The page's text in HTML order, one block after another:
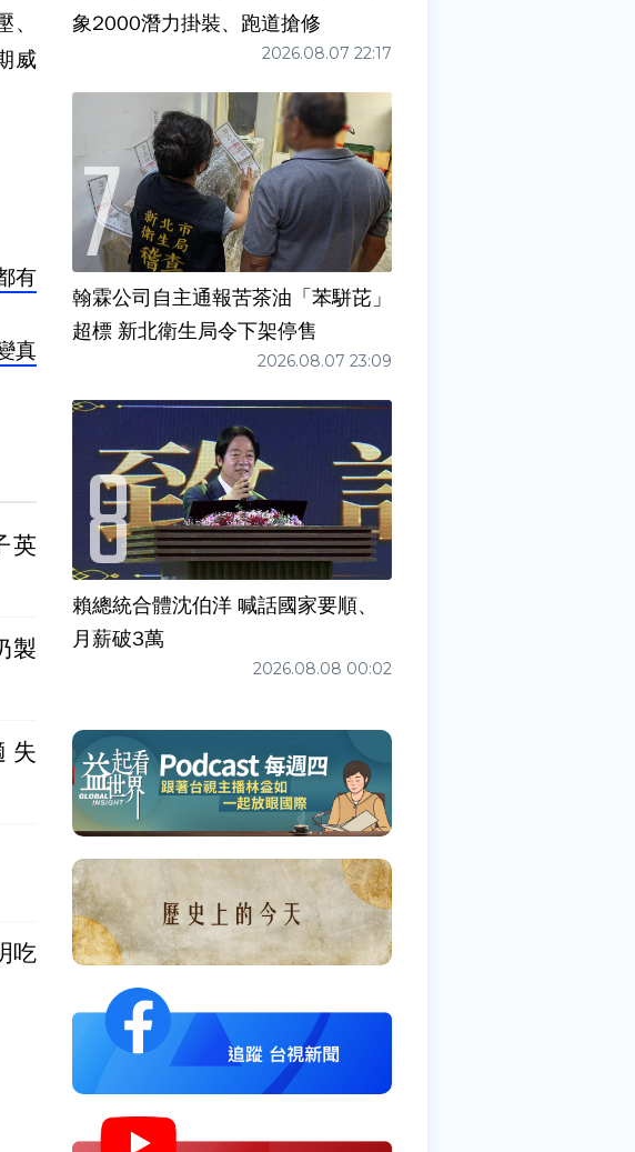
威
有
真
英
製
失
吃
象2000潛力掛裝、跑道搶修
2026.08.07 22:17
翰霖公司自主通報苦茶油「苯駢芘」
超標 新北衛生局令下架停售
2026.08.07 23:09
賴總統合體沈伯洋 喊話國家要順、
月薪破3萬
2026.08.08 00:02